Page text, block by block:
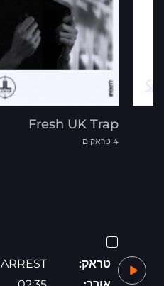
Fresh UK Trap
4 טראקים
טראק:
ARREST